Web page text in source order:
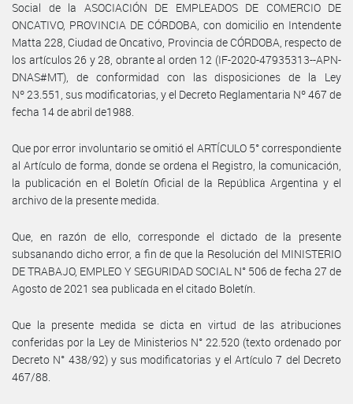
Social de la ASOCIACIÓN DE EMPLEADOS DE COMERCIO DE
ONCATIVO, PROVINCIA DE CÓRDOBA, con domicilio en Intendente
Matta 228, Ciudad de Oncativo, Provincia de CÓRDOBA, respecto de
los artículos 26 y 28, obrante al orden 12 (IF-2020-47935313--APN-
DNAS#MT), de conformidad con las disposiciones de la Ley
Nº 23.551, sus modificatorias, y el Decreto Reglamentaria Nº 467 de
fecha 14 de abril de1988.
Que por error involuntario se omitió el ARTÍCULO 5° correspondiente
al Artículo de forma, donde se ordena el Registro, la comunicación,
la publicación en el Boletín Oficial de la República Argentina y el
archivo de la presente medida.
Que, en razón de ello, corresponde el dictado de la presente
subsanando dicho error, a fin de que la Resolución del MINISTERIO
DE TRABAJO, EMPLEO Y SEGURIDAD SOCIAL N° 506 de fecha 27 de
Agosto de 2021 sea publicada en el citado Boletín.
Que la presente medida se dicta en virtud de las atribuciones
conferidas por la Ley de Ministerios N° 22.520 (texto ordenado por
Decreto N° 438/92) y sus modificatorias y el Artículo 7 del Decreto
467/88.